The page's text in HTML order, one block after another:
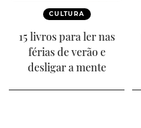
CULTURA
15 livros para ler nas
férias de verão e
desligar a mente